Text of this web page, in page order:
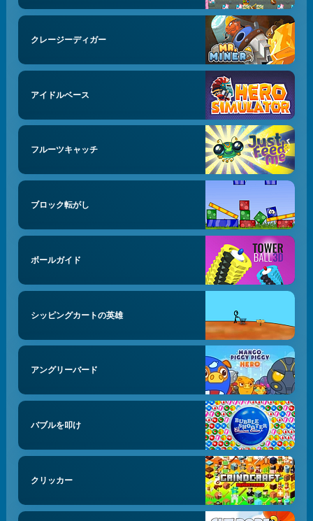
クレージーディガー
アイドルベース
フルーツキャッチ
ブロック転がし
ボールガイド
シッピングカートの英雄
アングリーバード
バブルを叩け
クリッカー